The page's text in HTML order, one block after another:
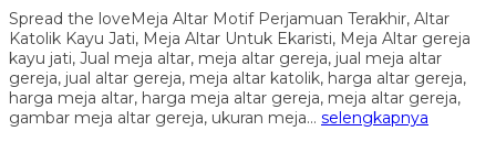
Spread the loveMeja Altar Motif Perjamuan Terakhir, Altar
Katolik Kayu Jati, Meja Altar Untuk Ekaristi, Meja Altar gereja
kayu jati, Jual meja altar, meja altar gereja, jual meja altar
gereja, jual altar gereja, meja altar katolik, harga altar gereja,
harga meja altar, harga meja altar gereja, meja altar gereja,
gambar meja altar gereja, ukuran meja… selengkapnya